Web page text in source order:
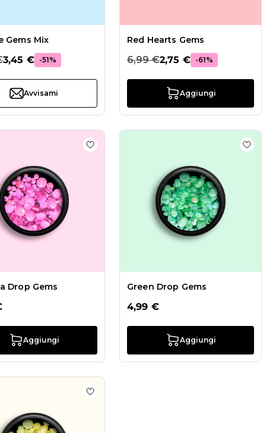
Gems Mix
3,45 € -51%
Avvisami
Red Hearts Gems
6,99 €2,75 € -61%
Aggiungi
Violet Drop Gems
Drop Gems
Aggiungi
Aggiungi alla wishlist Fuchsia Drop Gems
Green Drop Gems
4,99 €
Aggiungi
Blue Gems MixAggiungi alla wishlist Yellow Drop Gems